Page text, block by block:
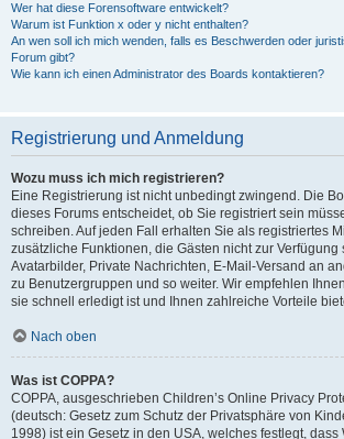
Wer hat diese Forensoftware entwickelt?
Warum ist Funktion x oder y nicht enthalten?
An wen soll ich mich wenden, falls es Beschwerden oder
Forum gibt?
Wie kann ich einen Administrator des Boards kontaktieren?
Registrierung und Anmeldung
Wozu muss ich mich registrieren?
Eine Registrierung ist nicht unbedingt zwingend. Die
dieses Forums entscheidet, ob Sie registriert sein
schreiben. Auf jeden Fall erhalten Sie als registriertes
zusätzliche Funktionen, die Gästen nicht zur Verfügung
Avatarbilder, Private Nachrichten, E-Mail-Versand an
zu Benutzergruppen und so weiter. Wir empfehlen
sie schnell erledigt ist und Ihnen zahlreiche Vorteile
Nach oben
Was ist COPPA?
COPPA, ausgeschrieben Children’s Online Privacy
(deutsch: Gesetz zum Schutz der Privatsphäre von
1998) ist ein Gesetz in den USA, welches festlegt, dass